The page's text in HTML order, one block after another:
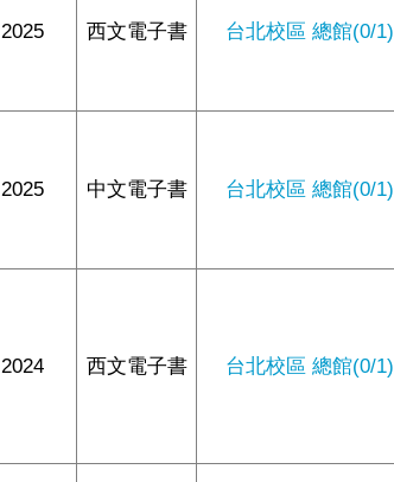
2025 西文電子書 台北校區 總館(0/1)
2025 中文電子書 台北校區 總館(0/1)
2024 西文電子書 台北校區 總館(0/1)